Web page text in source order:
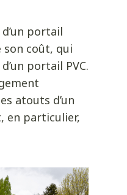
portail
coût, qui
portail PVC.
atouts d’un
en particulier,